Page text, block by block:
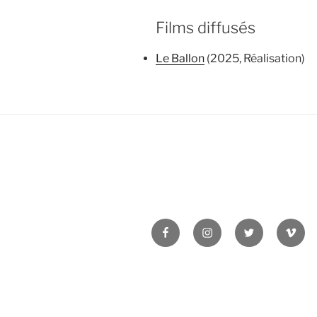
Films diffusés
Le Ballon (2025, Réalisation)
FacebookInstagramTwitter